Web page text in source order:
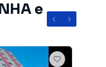
e